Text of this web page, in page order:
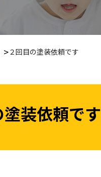
２回目の塗装依頼です
塗装依頼です